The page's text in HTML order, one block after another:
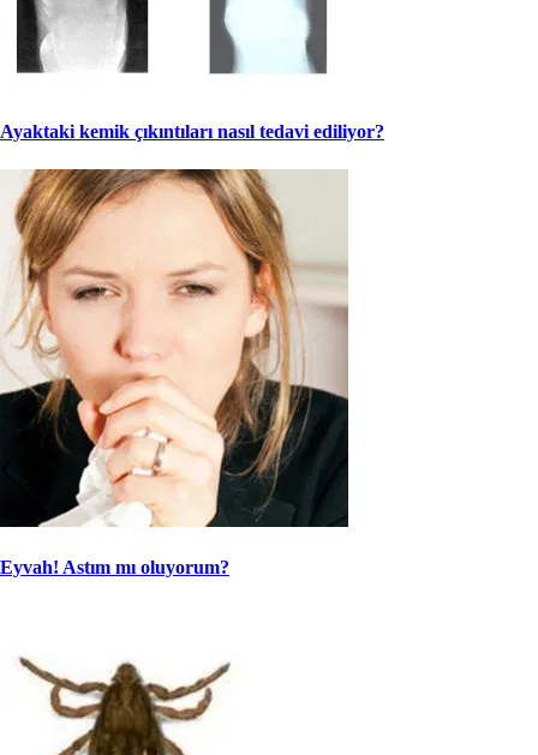
Ayaktaki kemik çıkıntıları nasıl tedavi ediliyor?
Eyvah! Astım mı oluyorum?